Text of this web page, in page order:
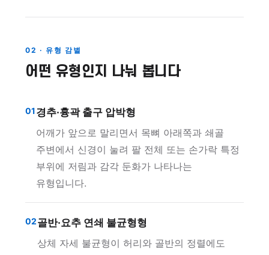
02 · 유형 감별
어떤 유형인지 나눠 봅니다
01경추·흉곽 출구 압박형
어깨가 앞으로 말리면서 목뼈 아래쪽과 쇄골
주변에서 신경이 눌려 팔 전체 또는 손가락 특정
부위에 저림과 감각 둔화가 나타나는
유형입니다.
02골반·요추 연쇄 불균형형
상체 자세 불균형이 허리와 골반의 정렬에도